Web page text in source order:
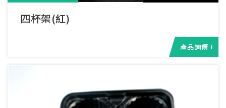
四杯架(紅)
產品詢價 +